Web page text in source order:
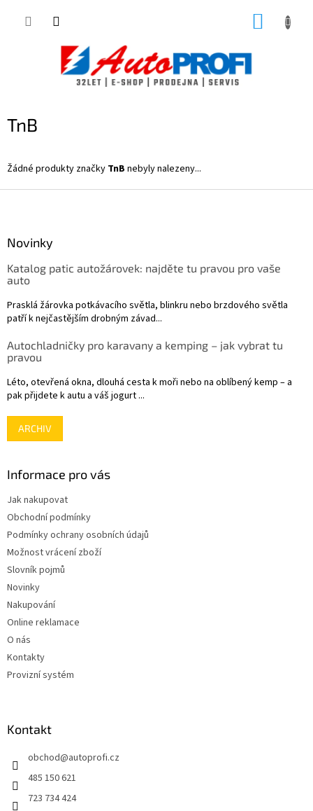
TnB
Žádné produkty značky TnB nebyly nalezeny...
Novinky
Katalog patic autožárovek: najděte tu pravou pro vaše
auto
Prasklá žárovka potkávacího světla, blinkru nebo brzdového světla
patří k nejčastějším drobným závad...
Autochladničky pro karavany a kemping – jak vybrat tu
pravou
Léto, otevřená okna, dlouhá cesta k moři nebo na oblíbený kemp – a
pak přijdete k autu a váš jogurt ...
ARCHIV
Informace pro vás
Jak nakupovat
Obchodní podmínky
Podmínky ochrany osobních údajů
Možnost vrácení zboží
Slovník pojmů
Novinky
Nakupování
Online reklamace
O nás
Kontakty
Provizní systém
Kontakt
obchod@autoprofi.cz
485 150 621
723 734 424